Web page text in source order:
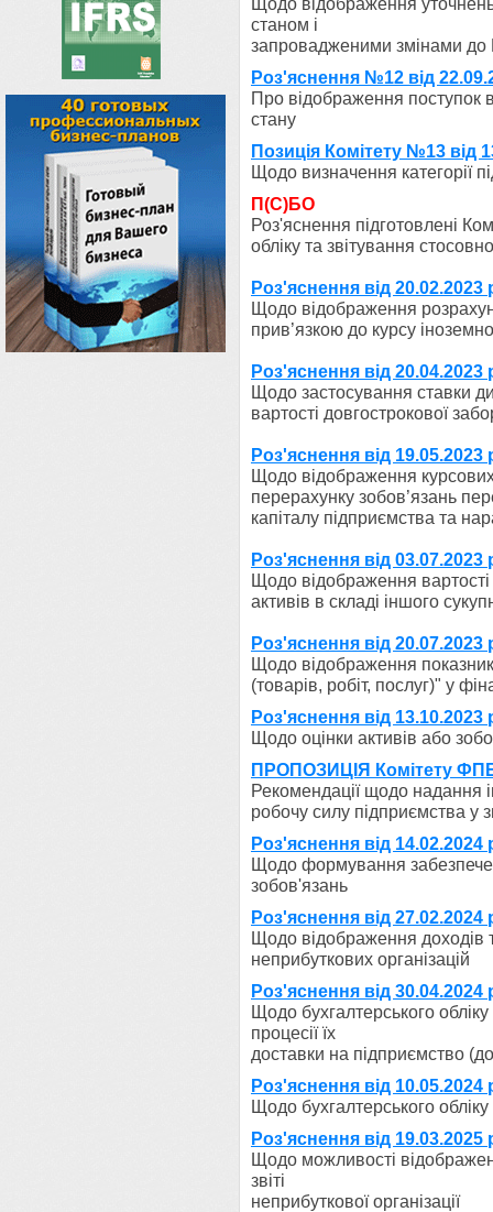
станом і
запровадженими змінами
Роз'яснення №12 від
Про відображення поступок
стану
Позиція Комітету №13 від
Щодо визначення категорії
П(С)БО
Роз'яснення підготовлені
обліку та звітування
Роз'яснення від
Щодо відображення
прив’язкою до курсу
Роз'яснення від
Щодо застосування ставки
вартості довгострокової
Роз'яснення від
Щодо відображення курсових
перерахунку зобов’язань
капіталу підприємства та
Роз'яснення від
Щодо відображення
активів в складі іншого
Роз'яснення від
Щодо відображення
(товарів, робіт, послуг)" у
Роз'яснення від
Щодо оцінки активів або
ПРОПОЗИЦІЯ Комітету
Рекомендації щодо надання
робочу силу підприємства у
Роз'яснення від
Щодо формування
зобов'язань
Роз'яснення від
Щодо відображення доходів
неприбуткових організацій
Роз'яснення від
Щодо бухгалтерського
процесії їх
доставки на підприємство
Роз'яснення від
Щодо бухгалтерського
Роз'яснення від
Щодо можливості
звіті
неприбуткової організації